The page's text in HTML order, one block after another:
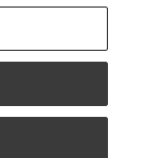
066